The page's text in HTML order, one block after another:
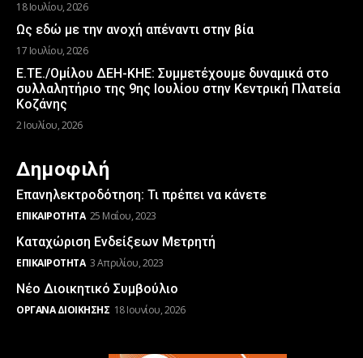
18 Ιουλίου, 2026
Ως εδώ με την ανοχή απέναντι στην βία
17 Ιουλίου, 2026
Ε.ΤΕ./Ομίλου ΔΕΗ-ΚΗΕ: Συμμετέχουμε δυναμικά στο
συλλαλητήριο της 9ης Ιουλίου στην Κεντρική Πλατεία
Κοζάνης
2 Ιουλίου, 2026
Δημοφιλή
Επανηλεκτροδότηση: Τι πρέπει να κάνετε
ΕΠΙΚΑΙΡΌΤΗΤΑ 25 Μαΐου, 2023
Καταχώριση Ενδείξεων Μετρητή
ΕΠΙΚΑΙΡΌΤΗΤΑ 3 Απριλίου, 2023
Νέο Διοικητικό Συμβούλιο
ΌΡΓΑΝΑ ΔΙΟΊΚΗΣΗΣ 18 Ιουνίου, 2026